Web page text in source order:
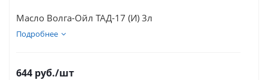
Масло Волга-Ойл ТАД-17 (И) 3л
Подробнее
644 руб./шт